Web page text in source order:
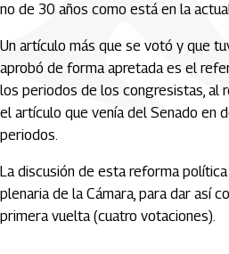
no de 30 años como está en la
Un artículo más que se votó y que
aprobó de forma apretada es el
los periodos de los congresistas, al
el artículo que venía del Senado en
periodos.
La discusión de esta reforma
plenaria de la Cámara, para dar así
primera vuelta (cuatro votaciones).